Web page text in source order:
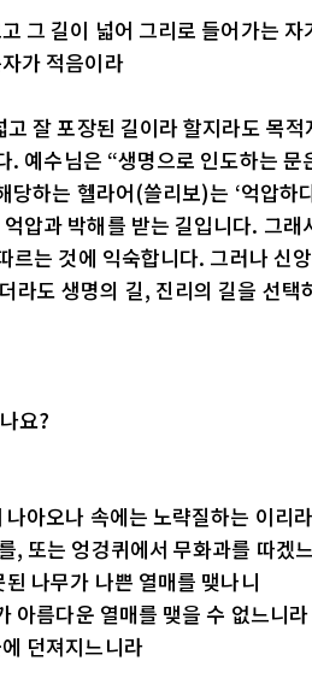
그 길이 넓어 그리로 들어가는 자
가 적음이라
잘 포장된 길이라 할지라도 목적
예수님은 “생명으로 인도하는 문
당하는 헬라어(쓸리보)는 ‘억압하
압과 박해를 받는 길입니다. 그래
는 것에 익숙합니다. 그러나 신
라도 생명의 길, 진리의 길을 선택
요?
아오나 속에는 노략질하는 이리라
, 또는 엉겅퀴에서 무화과를 따겠
나무가 나쁜 열매를 맺나니
아름다운 열매를 맺을 수 없느니라
던져지느니라